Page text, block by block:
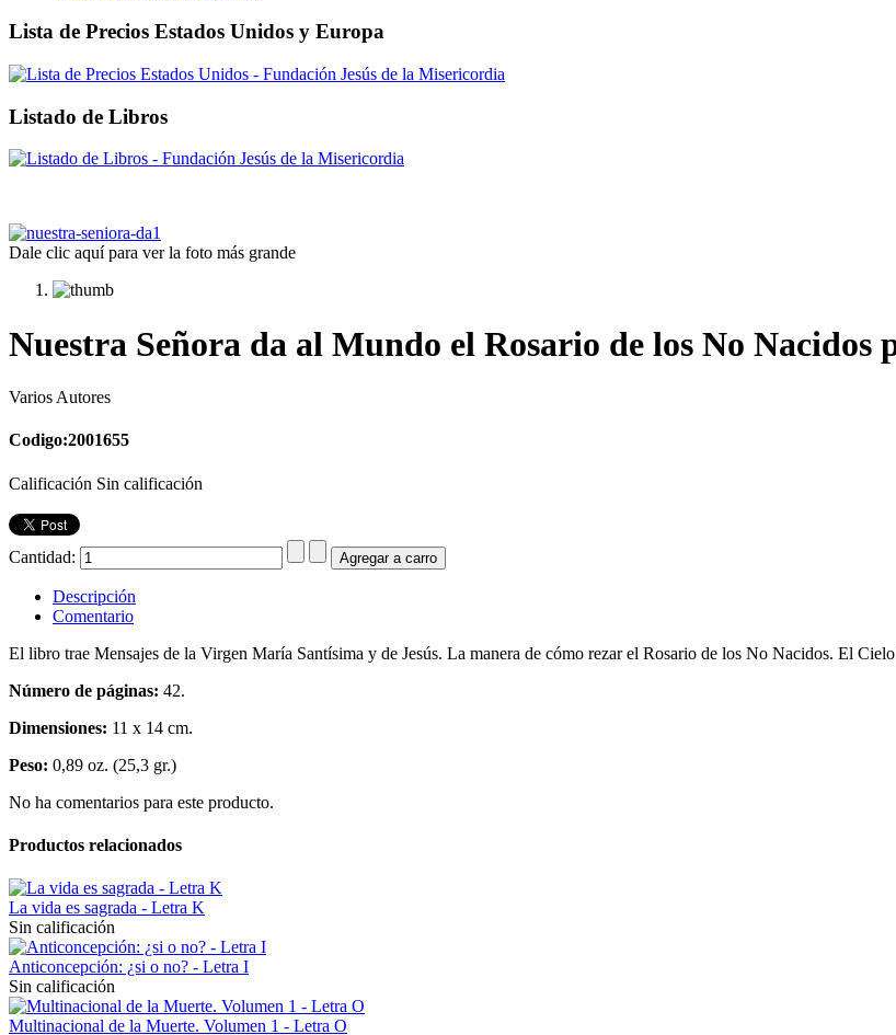
Lista de Precios Estados Unidos y Europa
Listado de Libros
Dale clic aquí para ver la foto más grande
Nuestra Señora da al Mundo el Rosario de los No
Varios Autores
Codigo:2001655
Calificación Sin calificación
Cantidad:
Descripción
Comentario
El libro trae Mensajes de la Virgen María Santísima y de Jesús. La manera de cómo rezar el Rosario de los No Nacidos. El
Número de páginas: 42.
Dimensiones: 11 x 14 cm.
Peso: 0,89 oz. (25,3 gr.)
No ha comentarios para este producto.
Productos relacionados
La vida es sagrada - Letra K
Sin calificación
Anticoncepción: ¿si o no? - Letra I
Sin calificación
Multinacional de la Muerte. Volumen 1 - Letra O